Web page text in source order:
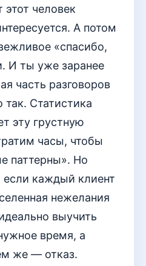
этот человек
А потом
«спасибо,
И ты уже заранее
часть разговоров
так. Статистика
эту грустную
часы, чтобы
паттерны». Но
если каждый клиент
нежелания
выучить
время, а
же — отказ.